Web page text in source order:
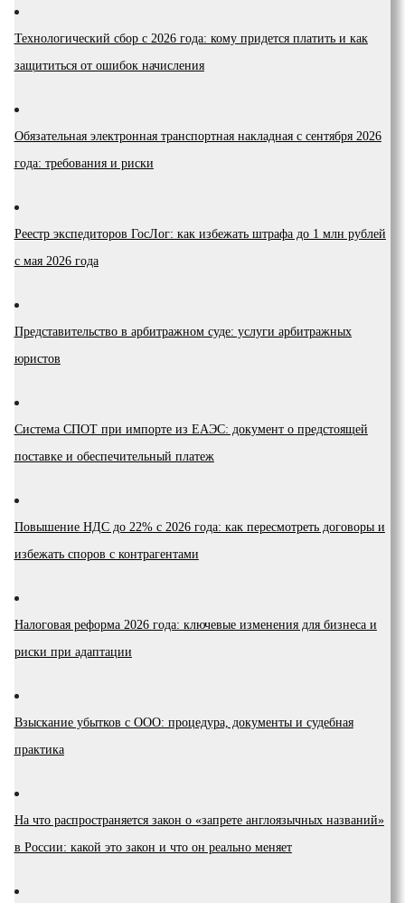
Технологический сбор с 2026 года: кому придется платить и как
защититься от ошибок начисления
Обязательная электронная транспортная накладная с сентября 2026
года: требования и риски
Реестр экспедиторов ГосЛог: как избежать штрафа до 1 млн рублей
с мая 2026 года
Представительство в арбитражном суде: услуги арбитражных
юристов
Система СПОТ при импорте из ЕАЭС: документ о предстоящей
поставке и обеспечительный платеж
Повышение НДС до 22% с 2026 года: как пересмотреть договоры и
избежать споров с контрагентами
Налоговая реформа 2026 года: ключевые изменения для бизнеса и
риски при адаптации
Взыскание убытков с ООО: процедура, документы и судебная
практика
На что распространяется закон о «запрете англоязычных названий»
в России: какой это закон и что он реально меняет